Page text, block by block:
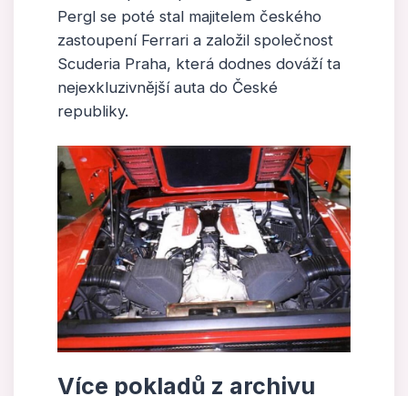
Pergl se poté stal majitelem českého
zastoupení Ferrari a založil společnost
Scuderia Praha, která dodnes dováží ta
nejexkluzivnější auta do České
republiky.
Více pokladů z archivu